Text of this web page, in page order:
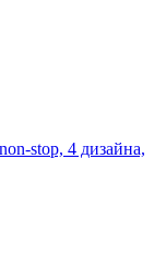
stop, 4 дизайна,